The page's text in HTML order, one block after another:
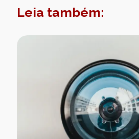
Leia também: